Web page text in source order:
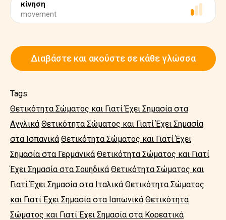
κίνηση
movement
Διαβάστε και ακούστε σε κάθε γλώσσα
Tags:
Θετικότητα Σώματος και Γιατί Έχει Σημασία στα
Αγγλικά Θετικότητα Σώματος και Γιατί Έχει Σημασία
στα Ισπανικά Θετικότητα Σώματος και Γιατί Έχει
Σημασία στα Γερμανικά Θετικότητα Σώματος και Γιατί
Έχει Σημασία στα Σουηδικά Θετικότητα Σώματος και
Γιατί Έχει Σημασία στα Ιταλικά Θετικότητα Σώματος
και Γιατί Έχει Σημασία στα Ιαπωνικά Θετικότητα
Σώματος και Γιατί Έχει Σημασία στα Κορεατικά